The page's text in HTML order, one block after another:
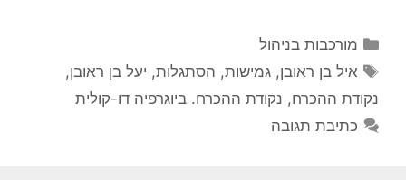
קטגוריות
מורכבות בניהול
תגיות
איל בן ראובן,גמישות, הסתגלות, יעל בן ראובן,
נקודת ההכרח, נקודת ההכרח. ביוגרפיה דו-קולית
כתיבת תגובה